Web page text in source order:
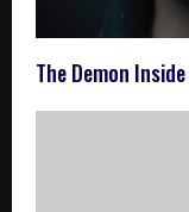
The Demon Inside